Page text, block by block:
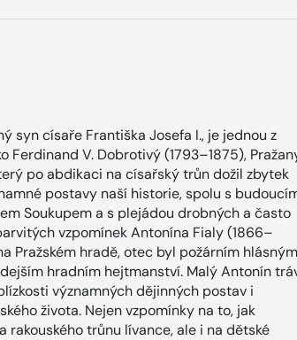
syn císaře Františka Josefa I., je jednou z
Ferdinand V. Dobrotivý (1793–1875),
po abdikaci na císařský trůn dožil zbytek
postavy naší historie, spolu s
Soukupem a s plejádou drobných a často
vzpomínek Antonína Fialy (1866–
Pražském hradě, otec byl požárním hlásným
hradním hejtmanství. Malý Antonín
významných dějinných postav i
života. Nejen vzpomínky na to, jak
trůnu lívance, ale i na dětské